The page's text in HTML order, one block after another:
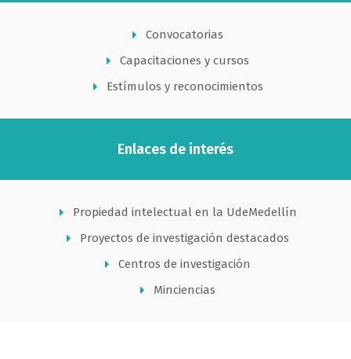
Convocatorias
Capacitaciones y cursos
Estímulos y reconocimientos
Enlaces de interés
Propiedad intelectual en la UdeMedellín
Proyectos de investigación destacados
Centros de investigación
Minciencias